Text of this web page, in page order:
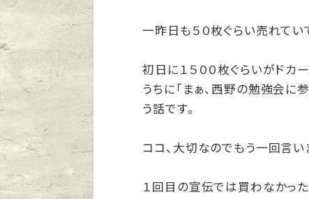
一昨日も５０枚ぐらい売れてい
初日に１５００枚ぐらいがドカ
うちに「まぁ、西野の勉強会に
う話です。
ココ、大切なのでもう一回言い
１回目の宣伝では買わなかった